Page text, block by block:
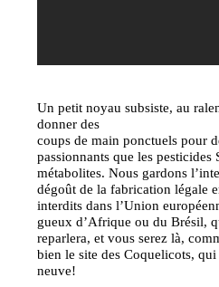
Un petit noyau subsiste, au
donner des
coups de main ponctuels pour
passionnants que les
métabolites. Nous gardons
dégoût de la fabrication légale
interdits dans l’Union
gueux d’Afrique ou du Brésil,
reparlera, et vous serez là,
bien le site des Coquelicots,
neuve!